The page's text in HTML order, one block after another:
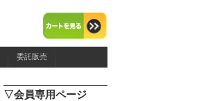
委託販売
▽会員専用ページ